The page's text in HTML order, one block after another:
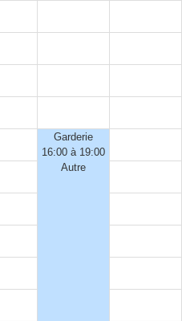
Garderie
16:00 à 19:00
Autre